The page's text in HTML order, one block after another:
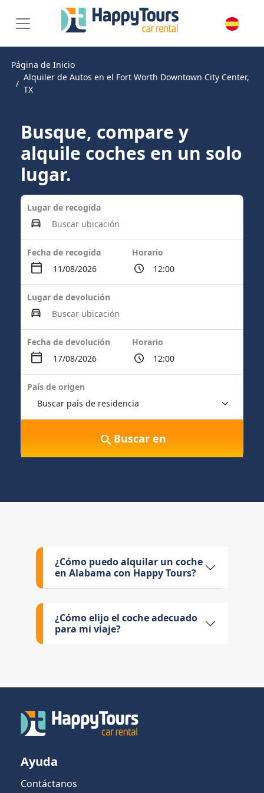
Página de Inicio
Alquiler de Autos en el Fort Worth Downtown City Center,
TX
Busque, compare y
alquile coches en un solo
lugar.
Lugar de recogida
Fecha de recogida Horario
Lugar de devolución
Fecha de devolución Horario
País de origen
Buscar en
¿Cómo puedo alquilar un coche
en Alabama con Happy Tours?
¿Cómo elijo el coche adecuado
para mi viaje?
Ayuda
Contáctanos